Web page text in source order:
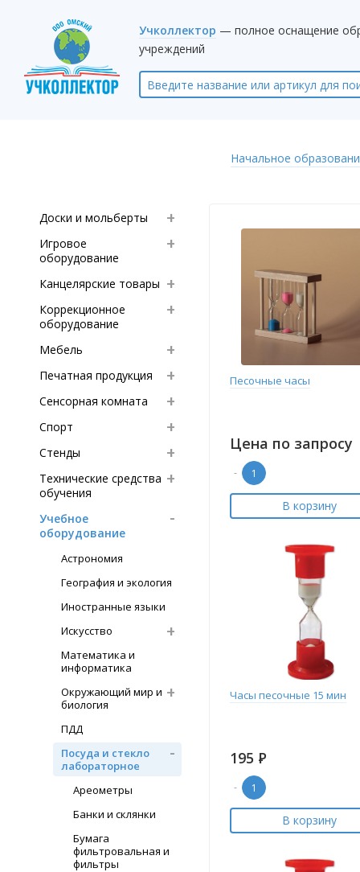
Учколлектор — полное оснащение
учреждений
Начальное
Доски и мольберты
Игровое
оборудование
Канцелярские товары
Коррекционное
оборудование
Мебель
Печатная продукция
Сенсорная комната
Спорт
Стенды
Технические средства
обучения
Учебное
оборудование
Астрономия
География и экология
Иностранные языки
Искусство
Математика и
информатика
Окружающий мир и
биология
ПДД
Посуда и стекло
лабораторное
Ареометры
Банки и склянки
Бумага
фильтровальная и
фильтры
Песочные часы
Цена по запросу
-
В корзину
Часы песочные 15 мин
195 Р
-
В корзину